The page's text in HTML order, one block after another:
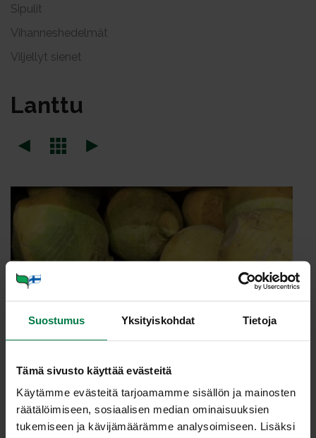
Suostumus Yksityiskohdat Tietoja
Tämä sivusto käyttää evästeitä
Käytämme evästeitä tarjoamamme sisällön ja mainosten
räätälöimiseen, sosiaalisen median ominaisuuksien
tukemiseen ja kävijämäärämme analysoimiseen. Lisäksi
Sipulit
Vihanneshedelmät
Viljellyt sienet
Lant­tu